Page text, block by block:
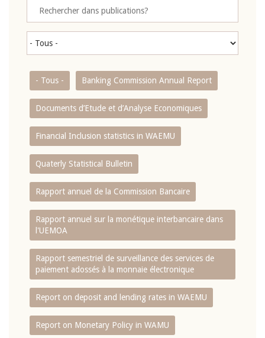
- Tous - Banking Commission Annual Report
Documents d’Etude et d’Analyse Economiques
Financial Inclusion statistics in WAEMU
Quaterly Statistical Bulletin
Rapport annuel de la Commission Bancaire
Rapport annuel sur la monétique interbancaire dans
l'UEMOA
Rapport semestriel de surveillance des services de
paiement adossés à la monnaie électronique
Report on deposit and lending rates in WAEMU
Report on Monetary Policy in WAMU